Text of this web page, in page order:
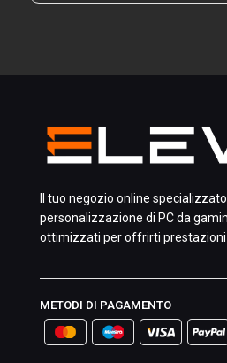
Il tuo negozio online
personalizzazione di PC da
ottimizzati per offrirti prestazioni
METODI DI PAGAMENTO